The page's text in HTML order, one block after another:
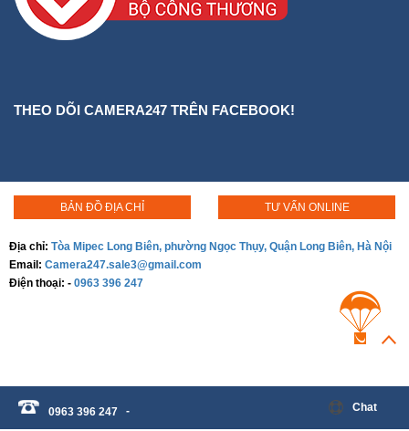
THEO DÕI CAMERA247 TRÊN FACEBOOK!
BẢN ĐỒ ĐỊA CHỈ TƯ VẤN ONLINE
Địa chỉ: Tòa Mipec Long Biên, phường Ngọc Thụy, Quận Long Biên, Hà Nội
Email: Camera247.sale3@gmail.com
Điện thoại: - 0963 396 247
0963 396 247 - Chat